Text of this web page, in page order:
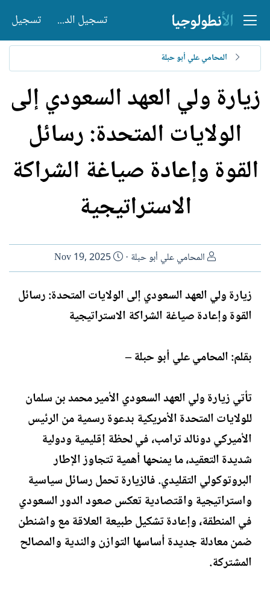
تسجيل الدخول تسجيل
المحامي علي أبو حبلة
زيارة ولي العهد السعودي إلى
الولايات المتحدة: رسائل
القوة وإعادة صياغة الشراكة
الاستراتيجية
ا
ل
ك
ا
ت
المحامي علي أبو حبلة
ت
ا
ر
ي
خ
ش
ا
ء
Nov 19, 2025
زيارة ولي العهد السعودي إلى الولايات المتحدة: رسائل
القوة وإعادة صياغة الشراكة الاستراتيجية
بقلم: المحامي علي أبو حبلة –
تأتي زيارة ولي العهد السعودي الأمير محمد بن سلمان
للولايات المتحدة الأمريكية بدعوة رسمية من الرئيس
الأميركي دونالد ترامب، في لحظة إقليمية ودولية
شديدة التعقيد، ما يمنحها أهمية تتجاوز الإطار
البروتوكولي التقليدي. فالزيارة تحمل رسائل سياسية
واستراتيجية واقتصادية تعكس صعود الدور السعودي
في المنطقة، وإعادة تشكيل طبيعة العلاقة مع واشنطن
ضمن معادلة جديدة أساسها التوازن والندية والمصالح
المشتركة.